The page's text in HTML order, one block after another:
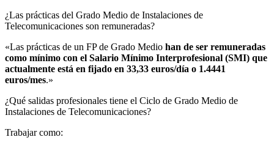
¿Las prácticas del Grado Medio de Instalaciones de
Telecomunicaciones son remuneradas?​
«Las prácticas de un FP de Grado Medio han de ser remuneradas
como mínimo con el Salario Mínimo Interprofesional (SMI) que
actualmente está en fijado en 33,33 euros/día o 1.4441
euros/mes.»
¿Qué salidas profesionales tiene el Ciclo de Grado Medio de
Instalaciones de Telecomunicaciones?​
Trabajar como: